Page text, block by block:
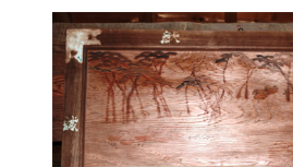
中芸の観光スポット
お知らせ
アクセス